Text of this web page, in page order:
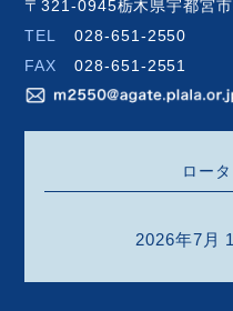
〒321-0945栃木県宇都宮
TEL
028-651-2550
FAX
028-651-2551
ロー
2026年7月